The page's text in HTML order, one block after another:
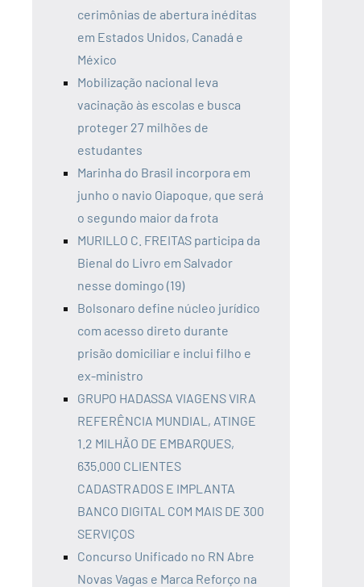
cerimônias de abertura inéditas
em Estados Unidos, Canadá e
México
Mobilização nacional leva
vacinação às escolas e busca
proteger 27 milhões de
estudantes
Marinha do Brasil incorpora em
junho o navio Oiapoque, que será
o segundo maior da frota
MURILLO C. FREITAS participa da
Bienal do Livro em Salvador
nesse domingo (19)
Bolsonaro define núcleo jurídico
com acesso direto durante
prisão domiciliar e inclui filho e
ex-ministro
GRUPO HADASSA VIAGENS VIRA
REFERÊNCIA MUNDIAL, ATINGE
1.2 MILHÃO DE EMBARQUES,
635.000 CLIENTES
CADASTRADOS E IMPLANTA
BANCO DIGITAL COM MAIS DE 300
SERVIÇOS
Concurso Unificado no RN Abre
Novas Vagas e Marca Reforço na